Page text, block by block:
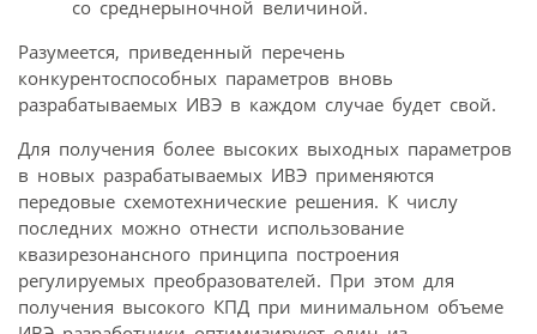
со среднерыночной величиной.
Разумеется, приведенный перечень
конкурентоспособных параметров вновь
разрабатываемых ИВЭ в каждом случае будет свой.
Для получения более высоких выходных параметров
в новых разрабатываемых ИВЭ применяются
передовые схемотехнические решения. К числу
последних можно отнести использование
квазирезонансного принципа построения
регулируемых преобразователей. При этом для
получения высокого КПД при минимальном объеме